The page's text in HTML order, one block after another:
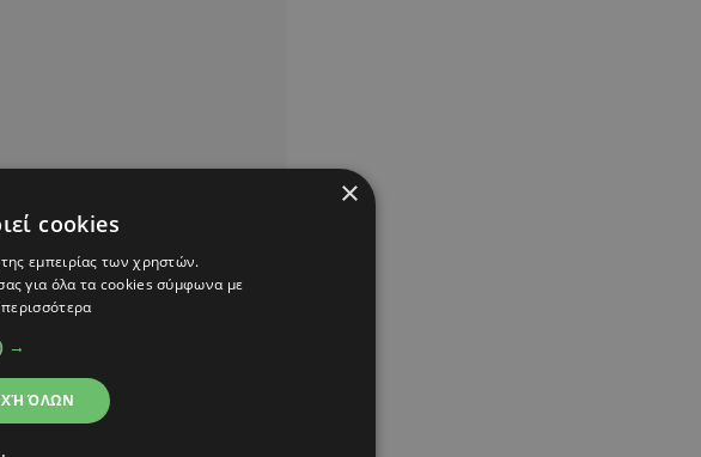
×
cookies
εμπειρίας των χρηστών.
για όλα τα cookies σύμφωνα με
→
ΌΛΩΝ